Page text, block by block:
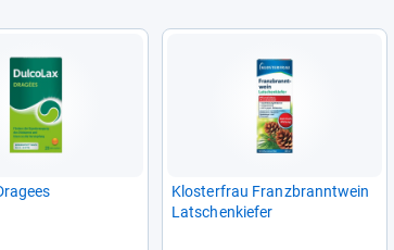
Klos­ter­frau Franz­brannt­wein
Lat­schen­kie­fer